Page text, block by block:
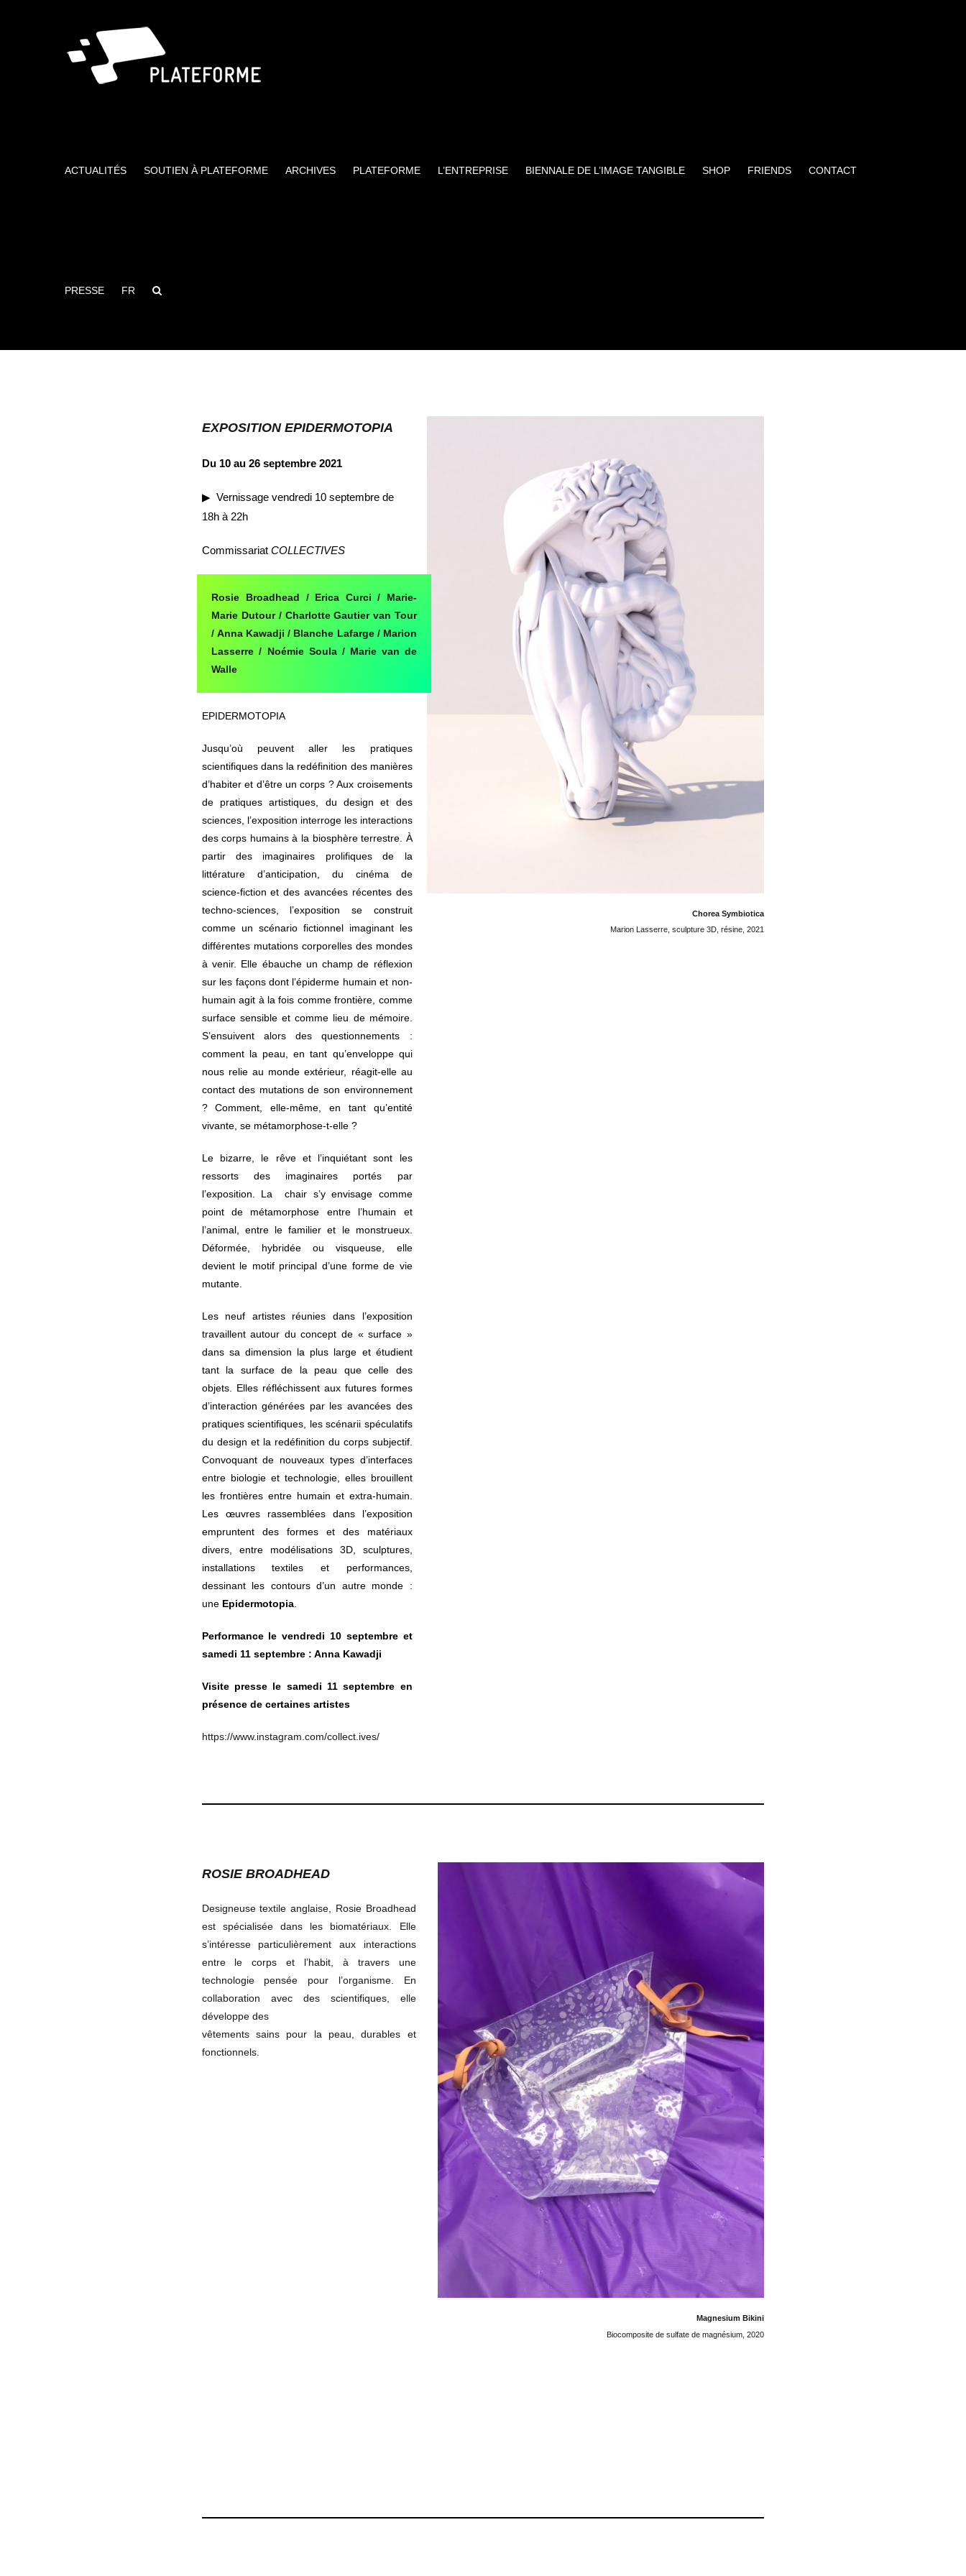
ACTUALITÉS SOUTIEN À PLATEFORME ARCHIVES PLATEFORME L’ENTREPRISE BIENNALE DE L’IMAGE TANGIBLE SHOP FRIENDS CONTACT
PRESSE FR
EXPOSITION EPIDERMOTOPIA
Du 10 au 26 septembre 2021
▶︎ Vernissage vendredi 10 septembre de
18h à 22h
Commissariat COLLECTIVES
Rosie Broadhead / Erica Curci / Marie-
Marie Dutour / Charlotte Gautier van Tour
/ Anna Kawadji / Blanche Lafarge / Marion
Lasserre / Noémie Soula / Marie van de
Walle
EPIDERMOTOPIA
Jusqu’où peuvent aller les pratiques
scientifiques dans la redéfinition des manières
d’habiter et d’être un corps ? Aux croisements
de pratiques artistiques, du design et des
sciences, l’exposition interroge les interactions
des corps humains à la biosphère terrestre. À
partir des imaginaires prolifiques de la
littérature d’anticipation, du cinéma de
science-fiction et des avancées récentes des
techno-sciences, l’exposition se construit
comme un scénario fictionnel imaginant les
différentes mutations corporelles des mondes
à venir. Elle ébauche un champ de réflexion
sur les façons dont l’épiderme humain et non-
humain agit à la fois comme frontière, comme
surface sensible et comme lieu de mémoire.
S’ensuivent alors des questionnements :
comment la peau, en tant qu’enveloppe qui
nous relie au monde extérieur, réagit-elle au
contact des mutations de son environnement
? Comment, elle-même, en tant qu’entité
vivante, se métamorphose-t-elle ?
Le bizarre, le rêve et l’inquiétant sont les
ressorts des imaginaires portés par
l’exposition. La chair s’y envisage comme
point de métamorphose entre l’humain et
l’animal, entre le familier et le monstrueux.
Déformée, hybridée ou visqueuse, elle
devient le motif principal d’une forme de vie
mutante.
Les neuf artistes réunies dans l’exposition
travaillent autour du concept de « surface »
dans sa dimension la plus large et étudient
tant la surface de la peau que celle des
objets. Elles réfléchissent aux futures formes
d’interaction générées par les avancées des
pratiques scientifiques, les scénarii spéculatifs
du design et la redéfinition du corps subjectif.
Convoquant de nouveaux types d’interfaces
entre biologie et technologie, elles brouillent
les frontières entre humain et extra-humain.
Les œuvres rassemblées dans l’exposition
empruntent des formes et des matériaux
divers, entre modélisations 3D, sculptures,
installations textiles et performances,
dessinant les contours d’un autre monde :
une Epidermotopia.
Performance le vendredi 10 septembre et
samedi 11 septembre : Anna Kawadji
Visite presse le samedi 11 septembre en
présence de certaines artistes
https://www.instagram.com/collect.ives/
Chorea Symbiotica
Marion Lasserre, sculpture 3D, résine, 2021
ROSIE BROADHEAD
Designeuse textile anglaise, Rosie Broadhead
est spécialisée dans les biomatériaux. Elle
s’intéresse particulièrement aux interactions
entre le corps et l’habit, à travers une
technologie pensée pour l’organisme. En
collaboration avec des scientifiques, elle
développe des
vêtements sains pour la peau, durables et
fonctionnels.
Magnesium Bikini
Biocomposite de sulfate de magnésium, 2020